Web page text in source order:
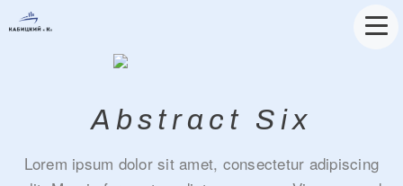
Abstract Six
Lorem ipsum dolor sit amet, consectetur adipiscing